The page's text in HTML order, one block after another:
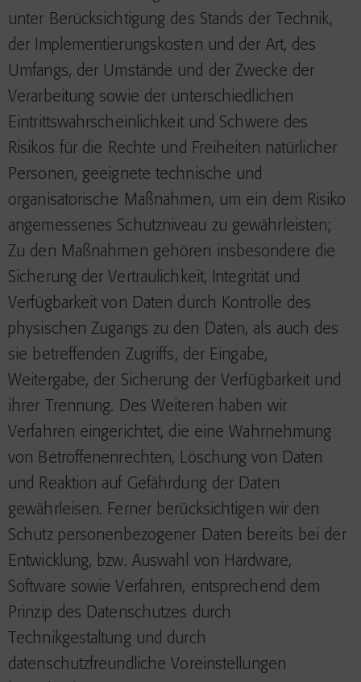
unter Berücksichtigung des Stands der Technik,
der Implementierungskosten und der Art, des
Umfangs, der Umstände und der Zwecke der
Verarbeitung sowie der unterschiedlichen
Eintrittswahrscheinlichkeit und Schwere des
Risikos für die Rechte und Freiheiten natürlicher
Personen, geeignete technische und
organisatorische Maßnahmen, um ein dem Risiko
angemessenes Schutzniveau zu gewährleisten;
Zu den Maßnahmen gehören insbesondere die
Sicherung der Vertraulichkeit, Integrität und
Verfügbarkeit von Daten durch Kontrolle des
physischen Zugangs zu den Daten, als auch des
sie betreffenden Zugriffs, der Eingabe,
Weitergabe, der Sicherung der Verfügbarkeit und
ihrer Trennung. Des Weiteren haben wir
Verfahren eingerichtet, die eine Wahrnehmung
von Betroffenenrechten, Löschung von Daten
und Reaktion auf Gefährdung der Daten
gewährleisen. Ferner berücksichtigen wir den
Schutz personenbezogener Daten bereits bei der
Entwicklung, bzw. Auswahl von Hardware,
Software sowie Verfahren, entsprechend dem
Prinzip des Datenschutzes durch
Technikgestaltung und durch
datenschutzfreundliche Voreinstellungen